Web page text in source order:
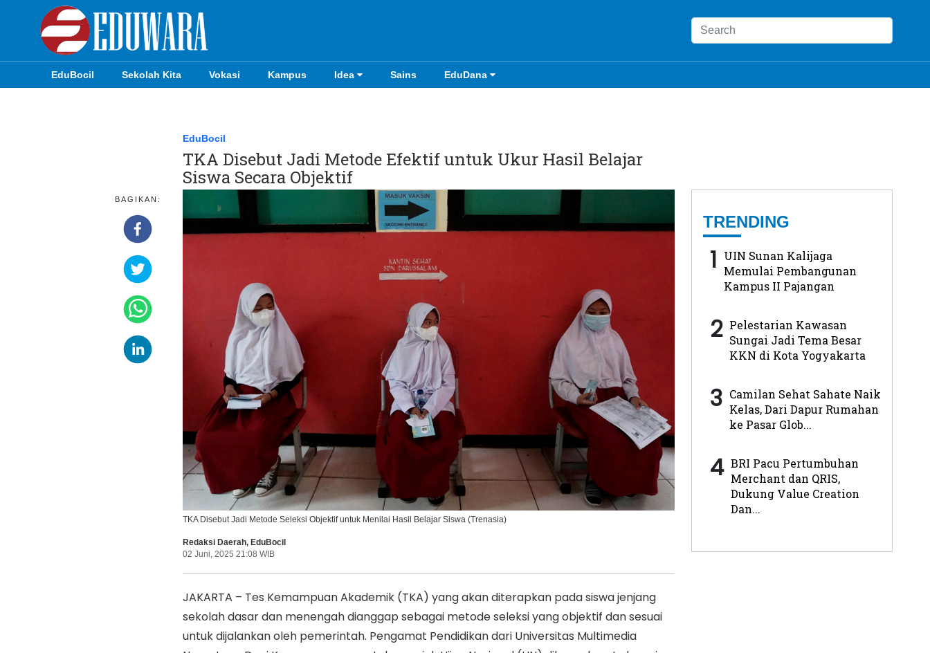
EduBocil Sekolah Kita Vokasi Kampus Idea Sains EduDana
Ikuti Kami di:
EduBocil
TKA Disebut Jadi Metode Efektif untuk Ukur Hasil Belajar
Siswa Secara Objektif
BAGIKAN:
TKA Disebut Jadi Metode Seleksi Objektif untuk Menilai Hasil Belajar Siswa (Trenasia)
Redaksi Daerah, EduBocil
02 Juni, 2025 21:08 WIB
JAKARTA – Tes Kemampuan Akademik (TKA) yang akan diterapkan pada siswa jenjang
sekolah dasar dan menengah dianggap sebagai metode seleksi yang objektif dan sesuai
untuk dijalankan oleh pemerintah. Pengamat Pendidikan dari Universitas Multimedia
TRENDING
1 UIN Sunan Kalijaga
Memulai Pembangunan
Kampus II Pajangan
2 Pelestarian Kawasan
Sungai Jadi Tema Besar
KKN di Kota Yogyakarta
3 Camilan Sehat Sahate Naik
Kelas, Dari Dapur Rumahan
ke Pasar Glob...
4 BRI Pacu Pertumbuhan
Merchant dan QRIS,
Dukung Value Creation
Dan...